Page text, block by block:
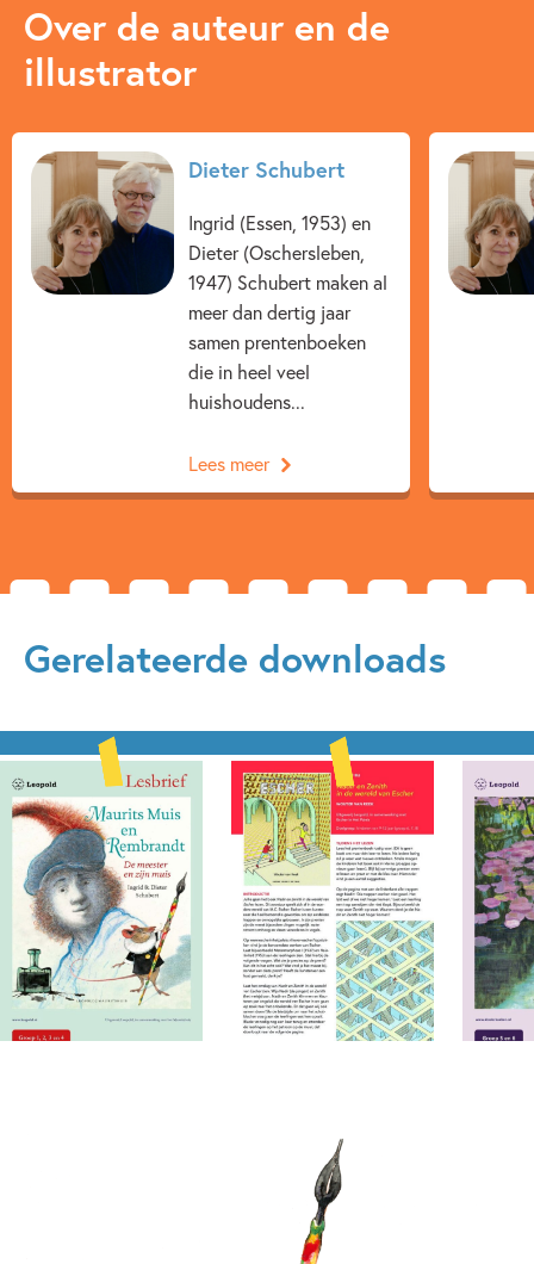
Over de auteur en de
illustrator
Dieter Schubert
Ingrid (Essen, 1953) en
Dieter (Oschersleben,
1947) Schubert maken al
meer dan dertig jaar
samen prentenboeken
die in heel veel
huishoudens...
Lees meer
Gerelateerde downloads